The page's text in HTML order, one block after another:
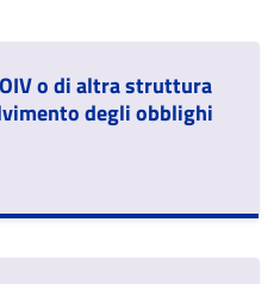
o di altra struttura
degli obblighi